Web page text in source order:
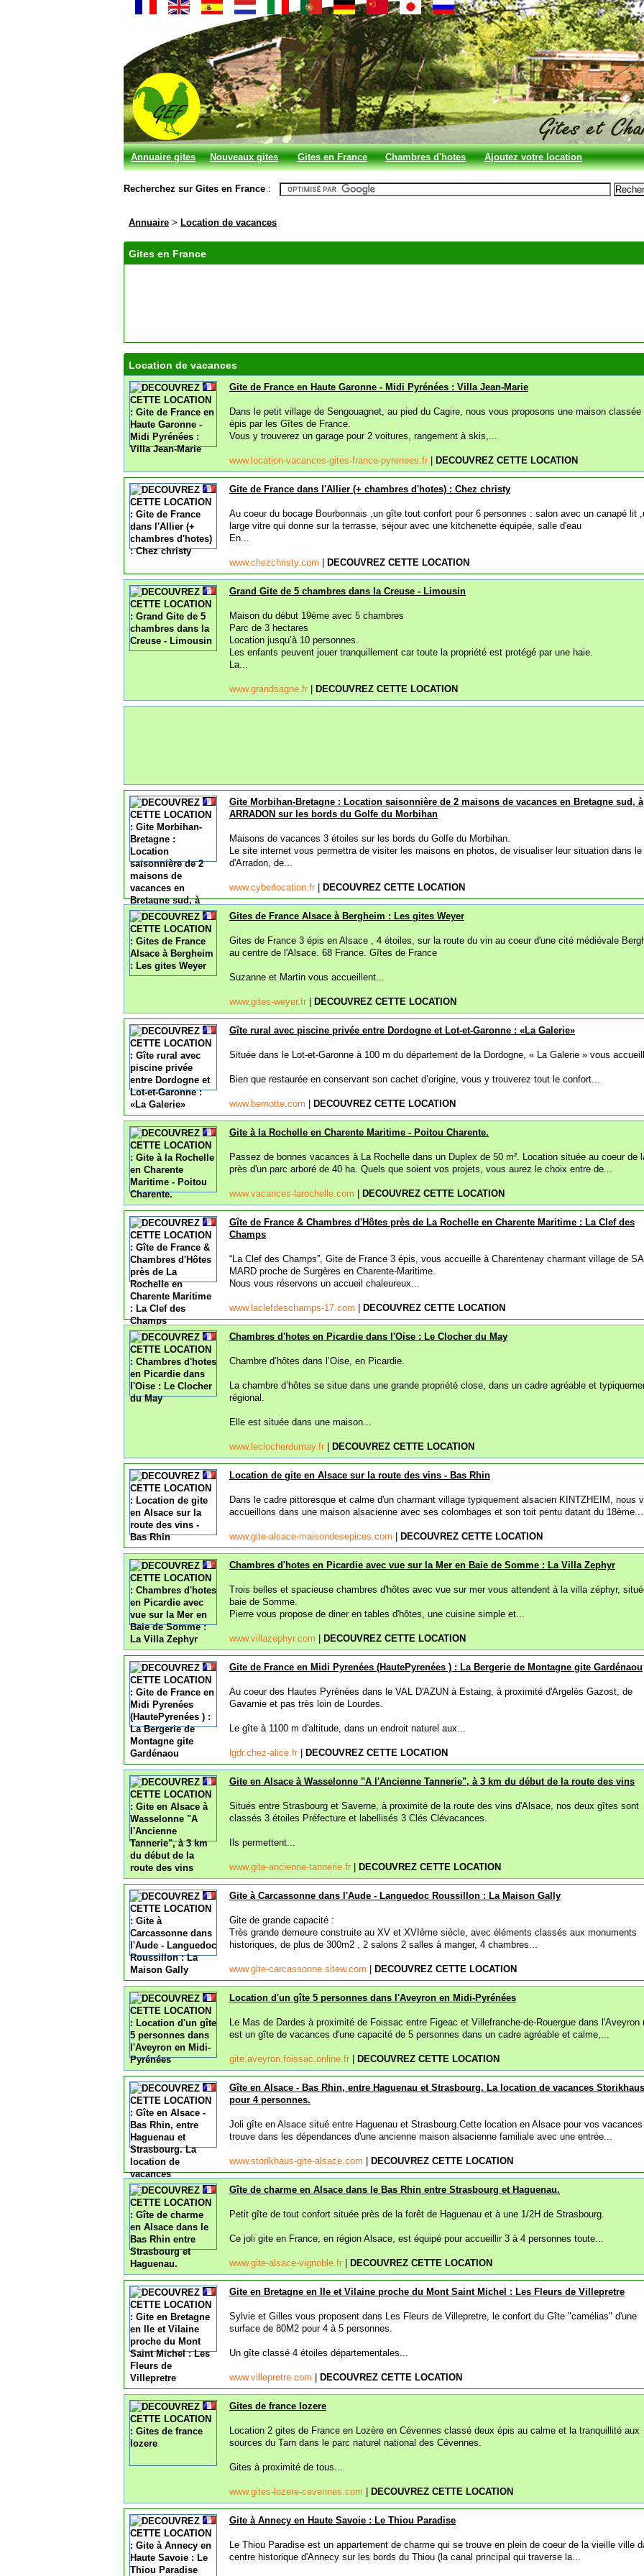
Annuaire gites Nouveaux gites
et chambres
Gites en France Chambres d'hotes
en France
Ajoutez votre location
Recherchez sur Gites en France :
Annuaire > Location de vacances
Gites en France
Location de vacances
Gite de France en Haute Garonne - Midi Pyrénées : Villa Jean-Marie
Dans le petit village de Sengouagnet, au pied du Cagire, nous vous proposons une maison classée
épis par les Gîtes de France.
Vous y trouverez un garage pour 2 voitures, rangement à skis,...
www.location-vacances-gites-france-pyrenees.fr DECOUVREZ CETTE LOCATION
Gite de France dans l'Allier (+ chambres d'hotes) : Chez christy
Au coeur du bocage Bourbonnais ,un gîte tout confort pour 6 personnes : salon avec un canapé lit
large vitre qui donne sur la terrasse, séjour avec une kitchenette équipée, salle d'eau
En...
www.chezchristy.com DECOUVREZ CETTE LOCATION
Grand Gite de 5 chambres dans la Creuse - Limousin
Maison du début 19ème avec 5 chambres
Parc de 3 hectares
Location jusqu’à 10 personnes.
Les enfants peuvent jouer tranquillement car toute la propriété est protégé par une haie.
La...
www.grandsagne.fr DECOUVREZ CETTE LOCATION
Gite Morbihan-Bretagne : Location saisonnière de 2 maisons de vacances en Bretagne sud, à
ARRADON sur les bords du Golfe du Morbihan
Maisons de vacances 3 étoiles sur les bords du Golfe du Morbihan.
Le site internet vous permettra de visiter les maisons en photos, de visualiser leur situation dans le
d'Arradon, de...
www.cyberlocation.fr DECOUVREZ CETTE LOCATION
Gites de France Alsace à Bergheim : Les gites Weyer
Gites de France 3 épis en Alsace , 4 étoiles, sur la route du vin au coeur d'une cité médiévale
au centre de l'Alsace. 68 France. Gîtes de France
Suzanne et Martin vous accueillent...
www.gites-weyer.fr DECOUVREZ CETTE LOCATION
Gîte rural avec piscine privée entre Dordogne et Lot-et-Garonne : «La Galerie»
Située dans le Lot-et-Garonne à 100 m du département de la Dordogne, « La Galerie » vous
Bien que restaurée en conservant son cachet d’origine, vous y trouverez tout le confort...
www.bernotte.com DECOUVREZ CETTE LOCATION
Gite à la Rochelle en Charente Maritime - Poitou Charente.
Passez de bonnes vacances à La Rochelle dans un Duplex de 50 m². Location située au coeur de
près d'un parc arboré de 40 ha. Quels que soient vos projets, vous aurez le choix entre de...
www.vacances-larochelle.com DECOUVREZ CETTE LOCATION
Gîte de France & Chambres d'Hôtes près de La Rochelle en Charente Maritime : La Clef des
Champs
“La Clef des Champs”, Gite de France 3 épis, vous accueille à Charentenay charmant village de
MARD proche de Surgères en Charente-Maritime.
Nous vous réservons un accueil chaleureux...
www.laclefdeschamps-17.com DECOUVREZ CETTE LOCATION
Chambres d'hotes en Picardie dans l'Oise : Le Clocher du May
Chambre d’hôtes dans l’Oise, en Picardie.
La chambre d’hôtes se situe dans une grande propriété close, dans un cadre agréable et
régional.
Elle est située dans une maison...
www.leclocherdumay.fr DECOUVREZ CETTE LOCATION
Location de gite en Alsace sur la route des vins - Bas Rhin
Dans le cadre pittoresque et calme d'un charmant village typiquement alsacien KINTZHEIM, nous
accueillons dans une maison alsacienne avec ses colombages et son toit pentu datant du 18ème...
www.gite-alsace-maisondesepices.com DECOUVREZ CETTE LOCATION
Chambres d'hotes en Picardie avec vue sur la Mer en Baie de Somme : La Villa Zephyr
Trois belles et spacieuse chambres d'hôtes avec vue sur mer vous attendent à la villa zéphyr,
baie de Somme.
Pierre vous propose de diner en tables d'hôtes, une cuisine simple et...
www.villazephyr.com DECOUVREZ CETTE LOCATION
Gite de France en Midi Pyrenées (HautePyrenées ) : La Bergerie de Montagne gite Gardénaou
Au coeur des Hautes Pyrénées dans le VAL D'AZUN à Estaing, à proximité d'Argelès Gazost, de
Gavarnie et pas très loin de Lourdes.
Le gîte à 1100 m d'altitude, dans un endroit naturel aux...
lgdr.chez-alice.fr DECOUVREZ CETTE LOCATION
Gite en Alsace à Wasselonne "A l'Ancienne Tannerie", à 3 km du début de la route des vins
Situés entre Strasbourg et Saverne, à proximité de la route des vins d'Alsace, nos deux gîtes sont
classés 3 étoiles Préfecture et labellisés 3 Clés Clévacances.
Ils permettent...
www.gite-ancienne-tannerie.fr DECOUVREZ CETTE LOCATION
Gite à Carcassonne dans l'Aude - Languedoc Roussillon : La Maison Gally
Gite de grande capacité :
Très grande demeure construite au XV et XVIème siècle, avec éléments classés aux monuments
historiques, de plus de 300m2 , 2 salons 2 salles à manger, 4 chambres...
www.gite-carcassonne.sitew.com DECOUVREZ CETTE LOCATION
Location d'un gîte 5 personnes dans l'Aveyron en Midi-Pyrénées
Le Mas de Dardes à proximité de Foissac entre Figeac et Villefranche-de-Rouergue dans l'Aveyron
est un gîte de vacances d'une capacité de 5 personnes dans un cadre agréable et calme,...
gite.aveyron.foissac.online.fr DECOUVREZ CETTE LOCATION
Gîte en Alsace - Bas Rhin, entre Haguenau et Strasbourg. La location de vacances Storikhaus
pour 4 personnes.
Joli gîte en Alsace situé entre Haguenau et Strasbourg.Cette location en Alsace pour vos
trouve dans les dépendances d'une ancienne maison alsacienne familiale avec une entrée...
www.storikhaus-gite-alsace.com DECOUVREZ CETTE LOCATION
Gîte de charme en Alsace dans le Bas Rhin entre Strasbourg et Haguenau.
Petit gîte de tout confort située près de la forêt de Haguenau et à une 1/2H de Strasbourg.
Ce joli gite en France, en région Alsace, est équipé pour accueillir 3 à 4 personnes toute...
www.gite-alsace-vignoble.fr DECOUVREZ CETTE LOCATION
Gite en Bretagne en Ile et Vilaine proche du Mont Saint Michel : Les Fleurs de Villepretre
Sylvie et Gilles vous proposent dans Les Fleurs de Villepretre, le confort du Gîte "camélias" d'une
surface de 80M2 pour 4 à 5 personnes.
Un gîte classé 4 étoiles départementales...
www.villepretre.com DECOUVREZ CETTE LOCATION
Gites de france lozere
Location 2 gites de France en Lozère en Cévennes classé deux épis au calme et la tranquillité aux
sources du Tarn dans le parc naturel national des Cévennes.
Gites à proximité de tous...
www.gites-lozere-cevennes.com DECOUVREZ CETTE LOCATION
Gite à Annecy en Haute Savoie : Le Thiou Paradise
Le Thiou Paradise est un appartement de charme qui se trouve en plein de coeur de la vieille ville
centre historique d'Annecy sur les bords du Thiou (la canal principal qui traverse la...